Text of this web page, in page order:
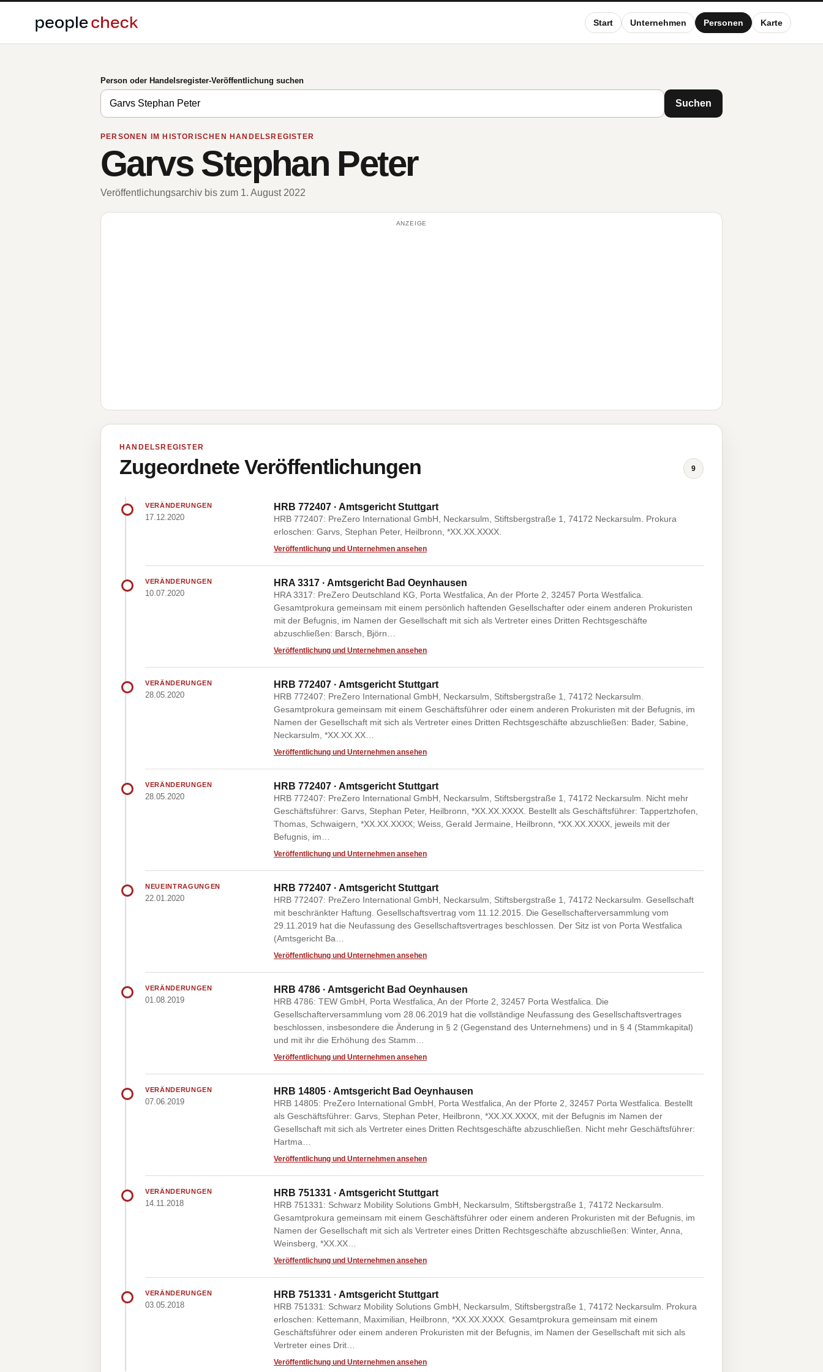
Start Unternehmen Personen Karte
Person oder Handelsregister-Veröffentlichung suchen
Suchen
PERSONEN IM HISTORISCHEN HANDELSREGISTER
Garvs Stephan Peter
Veröffentlichungsarchiv bis zum 1. August 2022
ANZEIGE
HANDELSREGISTER
Zugeordnete Veröffentlichungen 9
VERÄNDERUNGEN
17.12.2020
HRB 772407 · Amtsgericht Stuttgart
HRB 772407: PreZero International GmbH, Neckarsulm, Stiftsbergstraße 1, 74172 Neckarsulm. Prokura
erloschen: Garvs, Stephan Peter, Heilbronn, *XX.XX.XXXX.
Veröffentlichung und Unternehmen ansehen
VERÄNDERUNGEN
10.07.2020
HRA 3317 · Amtsgericht Bad Oeynhausen
HRA 3317: PreZero Deutschland KG, Porta Westfalica, An der Pforte 2, 32457 Porta Westfalica.
Gesamtprokura gemeinsam mit einem persönlich haftenden Gesellschafter oder einem anderen Prokuristen
mit der Befugnis, im Namen der Gesellschaft mit sich als Vertreter eines Dritten Rechtsgeschäfte
abzuschließen: Barsch, Björn…
Veröffentlichung und Unternehmen ansehen
VERÄNDERUNGEN
28.05.2020
HRB 772407 · Amtsgericht Stuttgart
HRB 772407: PreZero International GmbH, Neckarsulm, Stiftsbergstraße 1, 74172 Neckarsulm.
Gesamtprokura gemeinsam mit einem Geschäftsführer oder einem anderen Prokuristen mit der Befugnis, im
Namen der Gesellschaft mit sich als Vertreter eines Dritten Rechtsgeschäfte abzuschließen: Bader, Sabine,
Neckarsulm, *XX.XX.XX…
Veröffentlichung und Unternehmen ansehen
VERÄNDERUNGEN
28.05.2020
HRB 772407 · Amtsgericht Stuttgart
HRB 772407: PreZero International GmbH, Neckarsulm, Stiftsbergstraße 1, 74172 Neckarsulm. Nicht mehr
Geschäftsführer: Garvs, Stephan Peter, Heilbronn, *XX.XX.XXXX. Bestellt als Geschäftsführer: Tappertzhofen,
Thomas, Schwaigern, *XX.XX.XXXX; Weiss, Gerald Jermaine, Heilbronn, *XX.XX.XXXX, jeweils mit der
Befugnis, im…
Veröffentlichung und Unternehmen ansehen
NEUEINTRAGUNGEN
22.01.2020
HRB 772407 · Amtsgericht Stuttgart
HRB 772407: PreZero International GmbH, Neckarsulm, Stiftsbergstraße 1, 74172 Neckarsulm. Gesellschaft
mit beschränkter Haftung. Gesellschaftsvertrag vom 11.12.2015. Die Gesellschafterversammlung vom
29.11.2019 hat die Neufassung des Gesellschaftsvertrages beschlossen. Der Sitz ist von Porta Westfalica
(Amtsgericht Ba…
Veröffentlichung und Unternehmen ansehen
VERÄNDERUNGEN
01.08.2019
HRB 4786 · Amtsgericht Bad Oeynhausen
HRB 4786: TEW GmbH, Porta Westfalica, An der Pforte 2, 32457 Porta Westfalica. Die
Gesellschafterversammlung vom 28.06.2019 hat die vollständige Neufassung des Gesellschaftsvertrages
beschlossen, insbesondere die Änderung in § 2 (Gegenstand des Unternehmens) und in § 4 (Stammkapital)
und mit ihr die Erhöhung des Stamm…
Veröffentlichung und Unternehmen ansehen
VERÄNDERUNGEN
07.06.2019
HRB 14805 · Amtsgericht Bad Oeynhausen
HRB 14805: PreZero International GmbH, Porta Westfalica, An der Pforte 2, 32457 Porta Westfalica. Bestellt
als Geschäftsführer: Garvs, Stephan Peter, Heilbronn, *XX.XX.XXXX, mit der Befugnis im Namen der
Gesellschaft mit sich als Vertreter eines Dritten Rechtsgeschäfte abzuschließen. Nicht mehr Geschäftsführer:
Hartma…
Veröffentlichung und Unternehmen ansehen
VERÄNDERUNGEN
14.11.2018
HRB 751331 · Amtsgericht Stuttgart
HRB 751331: Schwarz Mobility Solutions GmbH, Neckarsulm, Stiftsbergstraße 1, 74172 Neckarsulm.
Gesamtprokura gemeinsam mit einem Geschäftsführer oder einem anderen Prokuristen mit der Befugnis, im
Namen der Gesellschaft mit sich als Vertreter eines Dritten Rechtsgeschäfte abzuschließen: Winter, Anna,
Weinsberg, *XX.XX…
Veröffentlichung und Unternehmen ansehen
VERÄNDERUNGEN
03.05.2018
HRB 751331 · Amtsgericht Stuttgart
HRB 751331: Schwarz Mobility Solutions GmbH, Neckarsulm, Stiftsbergstraße 1, 74172 Neckarsulm. Prokura
erloschen: Kettemann, Maximilian, Heilbronn, *XX.XX.XXXX. Gesamtprokura gemeinsam mit einem
Geschäftsführer oder einem anderen Prokuristen mit der Befugnis, im Namen der Gesellschaft mit sich als
Vertreter eines Drit…
Veröffentlichung und Unternehmen ansehen